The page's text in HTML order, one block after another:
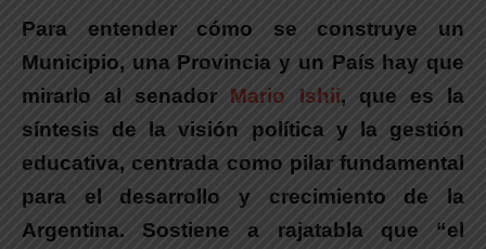
Para entender cómo se construye un
Municipio, una Provincia y un País hay que
mirarlo al senador Mario Ishii, que es la
síntesis de la visión política y la gestión
educativa, centrada como pilar fundamental
para el desarrollo y crecimiento de la
Argentina. Sostiene a rajatabla que “el